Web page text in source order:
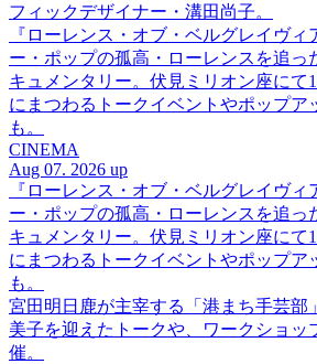
フィックデザイナー・溝田尚子。
『ローレンス・オブ・ベルグレイヴィ
ー・ポップの孤高・ローレンスを追っ
キュメンタリー。伏見ミリオン座にて
にまつわるトークイベントやポップア
も。
CINEMA
Aug 07. 2026 up
『ローレンス・オブ・ベルグレイヴィ
ー・ポップの孤高・ローレンスを追っ
キュメンタリー。伏見ミリオン座にて
にまつわるトークイベントやポップア
も。
宮田明日鹿が主宰する「港まち手芸部
美子を迎えたトークや、ワークショッ
催。